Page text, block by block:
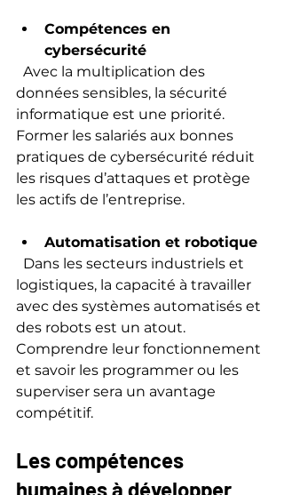
Compétences en
cybersécurité
données sensibles, la sécurité
informatique est une priorité.
Former les salariés aux bonnes
pratiques de cybersécurité réduit
les risques d’attaques et protège
les actifs de l’entreprise.
Automatisation et robotique
logistiques, la capacité à travailler
avec des systèmes automatisés et
des robots est un atout.
Comprendre leur fonctionnement
et savoir les programmer ou les
superviser sera un avantage
compétitif.
Les compétences
humaines à développer